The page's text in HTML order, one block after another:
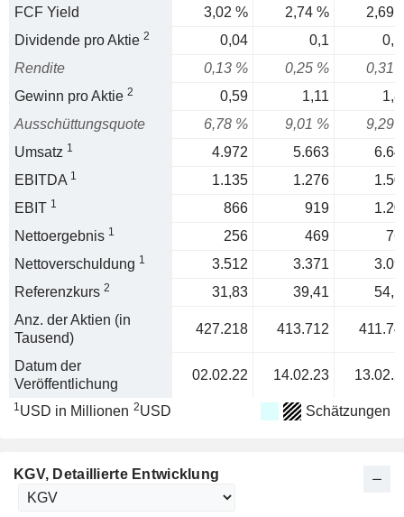
FCF Yield 3,02 % 2,74 %
2,69
Dividende pro Aktie 2 0,04 0,1
Rendite
0,13 % 0,25 %
0,31
Gewinn pro Aktie 2 0,59 1,11
Ausschüttungsquote
6,78 % 9,01 %
9,29
Umsatz 1 4.972 5.663
EBITDA 1 1.135 1.276
EBIT 1 866 919
Nettoergebnis 1 256 469
Nettoverschuldung 1 3.512 3.371
Referenzkurs 2 31,83 39,41
Anz. der Aktien (in
Tausend)
427.218 413.712
Datum der
Veröffentlichung
02.02.22 14.02.23
1USD in Millionen 2USD Schätzungen
KGV, Detaillierte Entwicklung